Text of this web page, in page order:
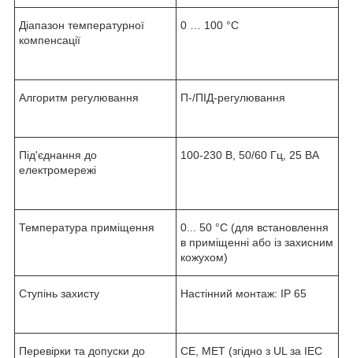
Діапазон температурної
компенсації
0 … 100 °C
Алгоритм регулювання П-/ПІД-регулювання
Під'єднання до
електромережі
100-230 В, 50/60 Гц, 25 ВА
Температура приміщення
0... 50 °C (для встановлення
в приміщенні або із захисним
кожухом)
Ступінь захисту Настінний монтаж: IP 65
Перевірки та допуски до
CE, MET (згідно з UL за IEC